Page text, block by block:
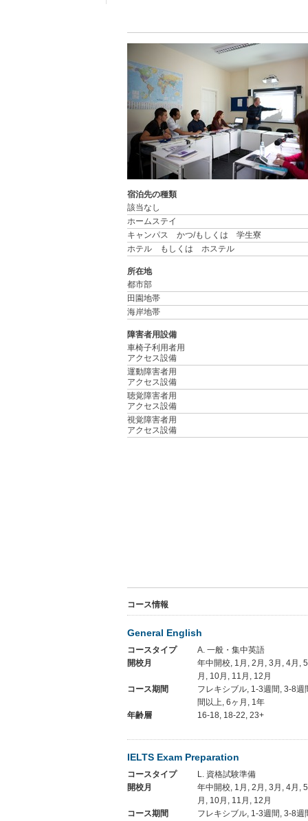
宿泊先の種類
該当なし
ホームステイ
キャンパス かつ/もしくは 学生寮
ホテル もしくは ホステル
所在地
都市部
田園地帯
海岸地帯
障害者用設備
車椅子利用者用
アクセス設備
運動障害者用
アクセス設備
聴覚障害者用
アクセス設備
視覚障害者用
アクセス設備
コース情報
General English
コースタイプ
A. 一般・集中英語
開校月
年中開校, 1月, 2月, 3月, 4月,
月, 10月, 11月, 12月
コース期間
フレキシブル, 1-3週間, 3-8週
間以上, 6ヶ月, 1年
年齢層
16-18, 18-22, 23+
IELTS Exam Preparation
コースタイプ
L. 資格試験準備
開校月
年中開校, 1月, 2月, 3月, 4月,
月, 10月, 11月, 12月
コース期間
フレキシブル, 1-3週間, 3-8週